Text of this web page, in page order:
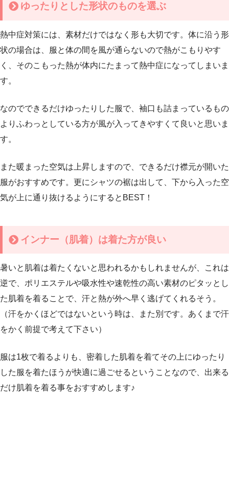
ゆったりとした形状のものを選ぶ
熱中症対策には、素材だけではなく形も大切です。体に沿う形
状の場合は、服と体の間を風が通らないので熱がこもりやす
く、そのこもった熱が体内にたまって熱中症になってしまいま
す。
なのでできるだけゆったりした服で、袖口も詰まっているもの
よりふわっとしている方が風が入ってきやすくて良いと思いま
す。
また暖まった空気は上昇しますので、できるだけ襟元が開いた
服がおすすめです。更にシャツの裾は出して、下から入った空
気が上に通り抜けるようにするとBEST！
インナー（肌着）は着た方が良い
暑いと肌着は着たくないと思われるかもしれませんが、これは
逆で、ポリエステルや吸水性や速乾性の高い素材のピタッとし
た肌着を着ることで、汗と熱が外へ早く逃げてくれるそう。
（汗をかくほどではないという時は、また別です。あくまで汗
をかく前提で考えて下さい）
服は1枚で着るよりも、密着した肌着を着てその上にゆったり
した服を着たほうが快適に過ごせる ということなので、出来る
だけ肌着を着る事をおすすめします♪